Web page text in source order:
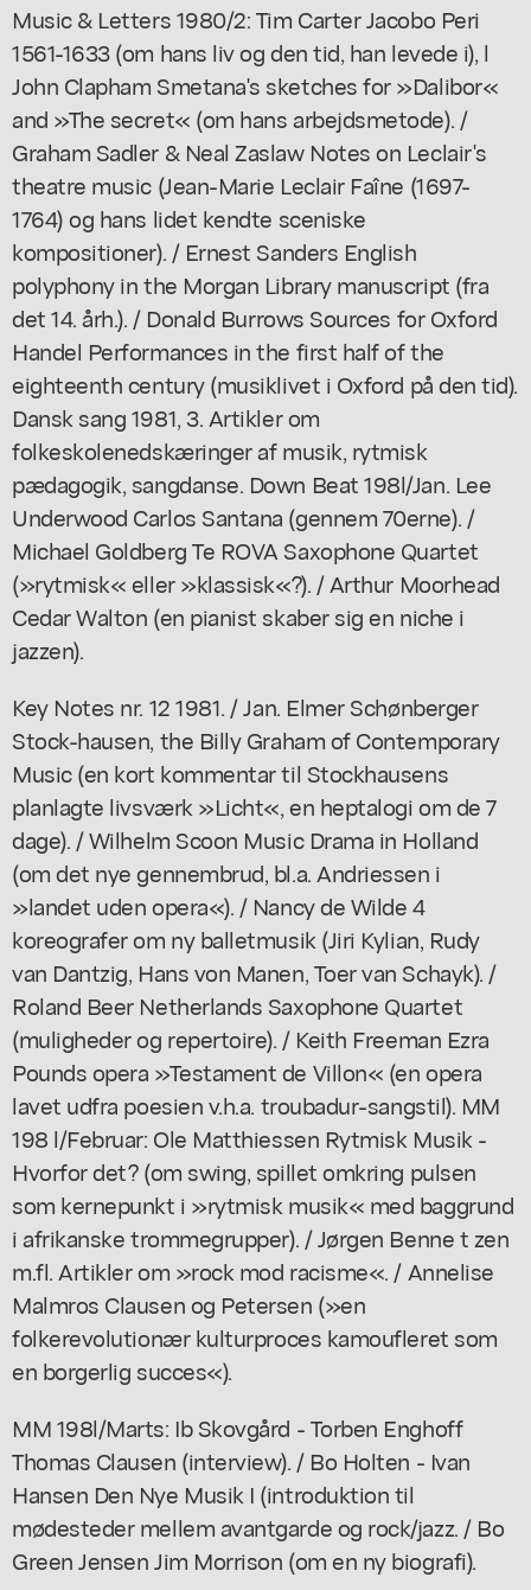
Music & Letters 1980/2: Tim Carter Jacobo Peri
1561-1633 (om hans liv og den tid, han levede i), l
John Clapham Smetana's sketches for »Dalibor«
and »The secret« (om hans arbejdsmetode). /
Graham Sadler & Neal Zaslaw Notes on Leclair's
theatre music (Jean-Marie Leclair Faîne (1697-
1764) og hans lidet kendte sceniske
kompositioner). / Ernest Sanders English
polyphony in the Morgan Library manuscript (fra
det 14. årh.). / Donald Burrows Sources for Oxford
Handel Performances in the first half of the
eighteenth century (musiklivet i Oxford på den tid).
Dansk sang 1981, 3. Artikler om
folkeskolenedskæringer af musik, rytmisk
pædagogik, sangdanse. Down Beat 198l/Jan. Lee
Underwood Carlos Santana (gennem 70erne). /
Michael Goldberg Te ROVA Saxophone Quartet
(»rytmisk« eller »klassisk«?). / Arthur Moorhead
Cedar Walton (en pianist skaber sig en niche i
jazzen).
Key Notes nr. 12 1981. / Jan. Elmer Schønberger
Stock-hausen, the Billy Graham of Contemporary
Music (en kort kommentar til Stockhausens
planlagte livsværk »Licht«, en heptalogi om de 7
dage). / Wilhelm Scoon Music Drama in Holland
(om det nye gennembrud, bl.a. Andriessen i
»landet uden opera«). / Nancy de Wilde 4
koreografer om ny balletmusik (Jiri Kylian, Rudy
van Dantzig, Hans von Manen, Toer van Schayk). /
Roland Beer Netherlands Saxophone Quartet
(muligheder og repertoire). / Keith Freeman Ezra
Pounds opera »Testament de Villon« (en opera
lavet udfra poesien v.h.a. troubadur-sangstil). MM
198 l/Februar: Ole Matthiessen Rytmisk Musik -
Hvorfor det? (om swing, spillet omkring pulsen
som kernepunkt i »rytmisk musik« med baggrund
i afrikanske trommegrupper). / Jørgen Benne t zen
m.fl. Artikler om »rock mod racisme«. / Annelise
Malmros Clausen og Petersen (»en
folkerevolutionær kulturproces kamoufleret som
en borgerlig succes«).
MM 198l/Marts: Ib Skovgård - Torben Enghoff
Thomas Clausen (interview). / Bo Holten - Ivan
Hansen Den Nye Musik I (introduktion til
mødesteder mellem avantgarde og rock/jazz. / Bo
Green Jensen Jim Morrison (om en ny biografi).